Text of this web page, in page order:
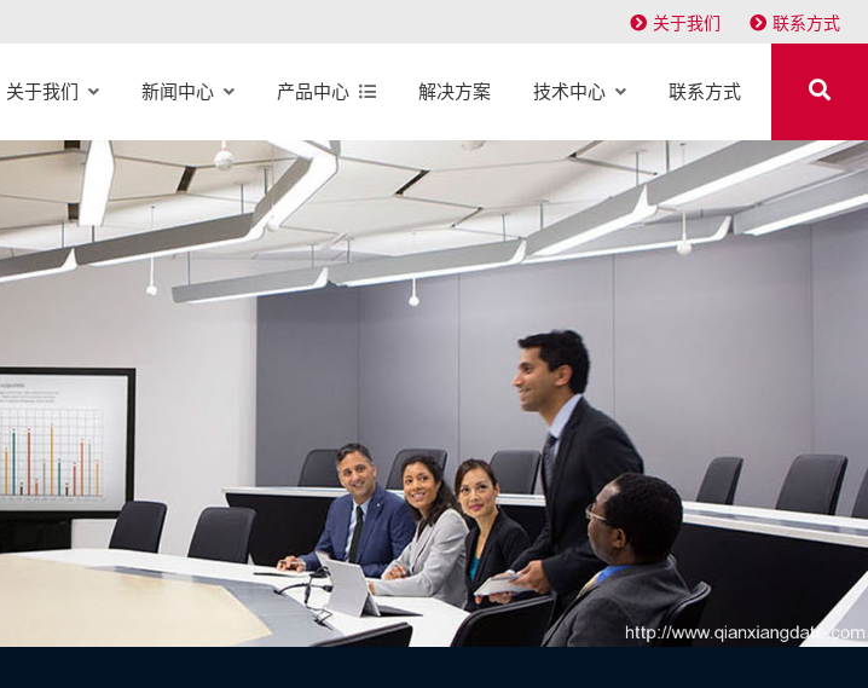
关于我们 联系方式
关于我们 新闻中心 产品中心 解决方案 技术中心 联系方式